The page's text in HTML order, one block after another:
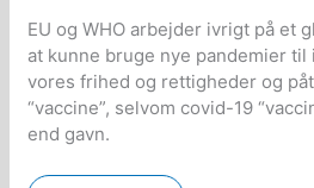
EU og WHO arbejder ivrigt på et
at kunne bruge nye pandemier til
vores frihed og rettigheder og
“vaccine”, selvom covid-19
end gavn.